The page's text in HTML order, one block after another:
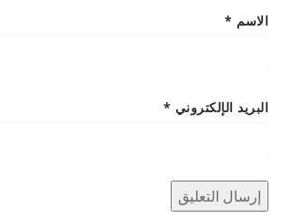
الاسم *
البريد الإلكتروني *